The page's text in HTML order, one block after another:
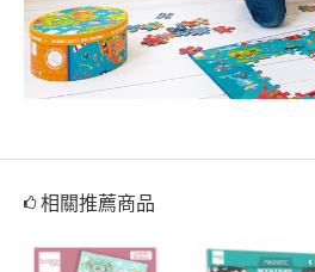
相關推薦商品